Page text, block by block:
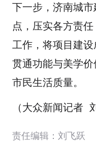
下一步，济南城
点，压实各方责
工作，将项目建
贯通功能与美学
市民生活质量。
（大众新闻记者
责任编辑：刘飞跃